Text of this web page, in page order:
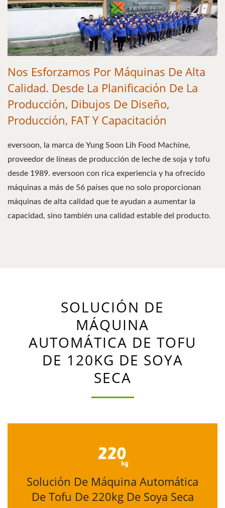
Nos Esforzamos Por Máquinas De Alta
Calidad. Desde La Planificación De La
Producción, Dibujos De Diseño,
Producción, FAT Y Capacitación
eversoon, la marca de Yung Soon Lih Food Machine,
proveedor de líneas de producción de leche de soja y tofu
desde 1989. eversoon con rica experiencia y ha ofrecido
máquinas a más de 56 países que no solo proporcionan
máquinas de alta calidad que te ayudan a aumentar la
capacidad, sino también una calidad estable del producto.
SOLUCIÓN DE
MÁQUINA
AUTOMÁTICA DE TOFU
DE 120KG DE SOYA
SECA
Solución De Máquina Automática
De Tofu De 220kg De Soya Seca